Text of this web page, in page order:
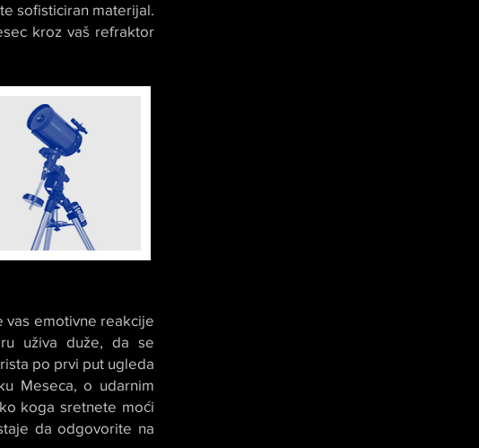
sofisticiran materijal.
kroz vaš refraktor
vas emotivne reakcije
uživa duže, da se
po prvi put ugleda
Meseca, o udarnim
koga sretnete moći
da odgovorite na